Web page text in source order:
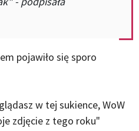
pojawiło się sporo
w tej sukience, WoW
zdjęcie z tego roku"